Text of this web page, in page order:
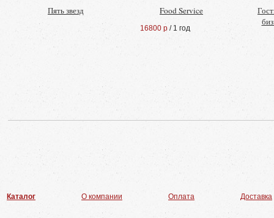
Пять звезд Food Service
16800 р / 1 год
Каталог О компании Оплата Доставка